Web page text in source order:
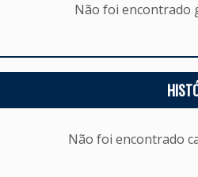
Não foi encontrado
Não foi encontrado